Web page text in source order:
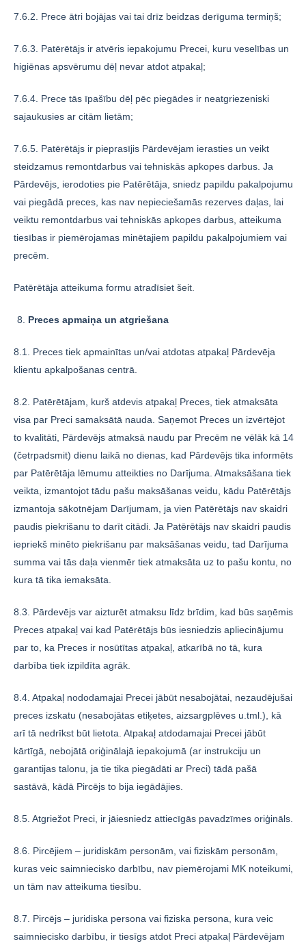
7.6.2. Prece ātri bojājas vai tai drīz beidzas derīguma termiņš;
7.6.3. Patērētājs ir atvēris iepakojumu Precei, kuru veselības un
higiēnas apsvērumu dēļ nevar atdot atpakaļ;
7.6.4. Prece tās īpašību dēļ pēc piegādes ir neatgriezeniski
sajaukusies ar citām lietām;
7.6.5. Patērētājs ir pieprasījis Pārdevējam ierasties un veikt
steidzamus remontdarbus vai tehniskās apkopes darbus. Ja
Pārdevējs, ierodoties pie Patērētāja, sniedz papildu pakalpojumu
vai piegādā preces, kas nav nepieciešamās rezerves daļas, lai
veiktu remontdarbus vai tehniskās apkopes darbus, atteikuma
tiesības ir piemērojamas minētajiem papildu pakalpojumiem vai
precēm.
Patērētāja atteikuma formu atradīsiet šeit.
Preces apmaiņa un atgriešana
8.1. Preces tiek apmainītas un/vai atdotas atpakaļ Pārdevēja
klientu apkalpošanas centrā.
8.2. Patērētājam, kurš atdevis atpakaļ Preces, tiek atmaksāta
visa par Preci samaksātā nauda. Saņemot Preces un izvērtējot
to kvalitāti, Pārdevējs atmaksā naudu par Precēm ne vēlāk kā 14
(četrpadsmit) dienu laikā no dienas, kad Pārdevējs tika informēts
par Patērētāja lēmumu atteikties no Darījuma. Atmaksāšana tiek
veikta, izmantojot tādu pašu maksāšanas veidu, kādu Patērētājs
izmantoja sākotnējam Darījumam, ja vien Patērētājs nav skaidri
paudis piekrišanu to darīt citādi. Ja Patērētājs nav skaidri paudis
iepriekš minēto piekrišanu par maksāšanas veidu, tad Darījuma
summa vai tās daļa vienmēr tiek atmaksāta uz to pašu kontu, no
kura tā tika iemaksāta.
8.3. Pārdevējs var aizturēt atmaksu līdz brīdim, kad būs saņēmis
Preces atpakaļ vai kad Patērētājs būs iesniedzis apliecinājumu
par to, ka Preces ir nosūtītas atpakaļ, atkarībā no tā, kura
darbība tiek izpildīta agrāk.
8.4. Atpakaļ nododamajai Precei jābūt nesabojātai, nezaudējušai
preces izskatu (nesabojātas etiķetes, aizsargplēves u.tml.), kā
arī tā nedrīkst būt lietota. Atpakaļ atdodamajai Precei jābūt
kārtīgā, nebojātā oriģinālajā iepakojumā (ar instrukciju un
garantijas talonu, ja tie tika piegādāti ar Preci) tādā pašā
sastāvā, kādā Pircējs to bija iegādājies.
8.5. Atgriežot Preci, ir jāiesniedz attiecīgās pavadzīmes oriģināls.
8.6. Pircējiem – juridiskām personām, vai fiziskām personām,
kuras veic saimniecisko darbību, nav piemērojami MK noteikumi,
un tām nav atteikuma tiesību.
8.7. Pircējs – juridiska persona vai fiziska persona, kura veic
saimniecisko darbību, ir tiesīgs atdot Preci atpakaļ Pārdevējam